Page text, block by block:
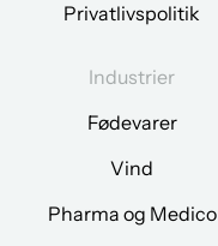
Privatlivspolitik
Industrier
Fødevarer
Vind
Pharma og Medico